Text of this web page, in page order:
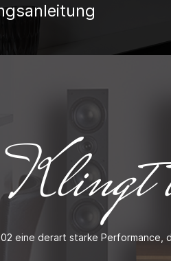
Klingt
eine derart starke